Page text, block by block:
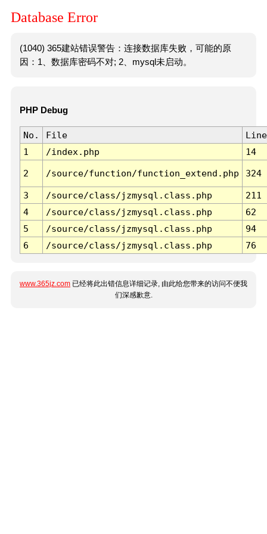
Database Error
(1040) 365建站错误警告：连接数据库失败，可能的原
因：1、数据库密码不对; 2、mysql未启动。
PHP Debug
No. File
Line
1
/index.php 14
2 /source/function/function_extend.php 324
3 /source/class/jzmysql.class.php
211
4
/source/class/jzmysql.class.php
62
5
/source/class/jzmysql.class.php
94
6
/source/class/jzmysql.class.php 76
www.365jz.com 已经将此出错信息详细记录, 由此给您带来的访问不便我
们深感歉意.